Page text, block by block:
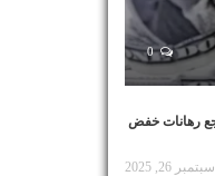
0
رهانات خفض
سبتمبر 26, 2025